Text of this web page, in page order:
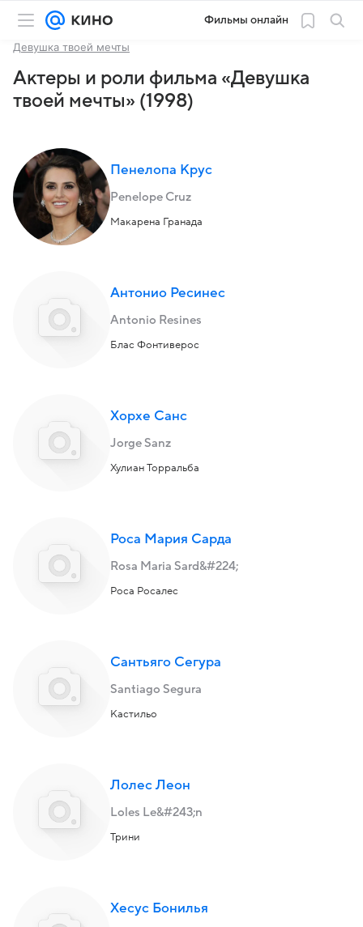
Фильмы онлайн
Девушка твоей мечты
Актеры и роли фильма «Девушка
твоей мечты» (1998)
Пенелопа Крус
Penelope Cruz
Макарена Гранада
Антонио Ресинес
Antonio Resines
Блас Фонтиверос
Хорхе Санс
Jorge Sanz
Хулиан Торральба
Роса Мария Сарда
Rosa Maria Sard&#224;
Роса Росалес
Сантьяго Сегура
Santiago Segura
Кастильо
Лолес Леон
Loles Le&#243;n
Трини
Хесус Бонилья